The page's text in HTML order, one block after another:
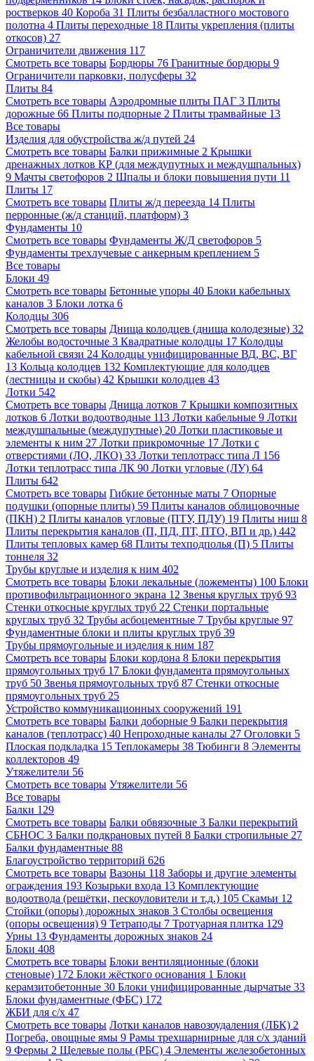
ростверков 40 Короба 31 Плиты безбалластного мостового
полотна 4 Плиты переходные 18 Плиты укрепления (плиты
откосов) 27
Ограничители движения 117
Смотреть все товары Бордюры 76 Гранитные бордюры 9
Ограничители парковки, полусферы 32
Плиты 84
Смотреть все товары Аэродромные плиты ПАГ 3 Плиты
дорожные 66 Плиты подпорные 2 Плиты трамвайные 13
Все товары
Изделия для обустройства ж/д путей 24
Смотреть все товары Балки прижимные 2 Крышки
дренажных лотков КР (для междупутных и междушпальных)
9 Мачты светофоров 2 Шпалы и блоки повышения пути 11
Плиты 17
Смотреть все товары Плиты ж/д переезда 14 Плиты
перронные (ж/д станций, платформ) 3
Фундаменты 10
Смотреть все товары Фундаменты Ж/Д светофоров 5
Фундаменты трехлучевые с анкерным креплением 5
Все товары
Блоки 49
Смотреть все товары Бетонные упоры 40 Блоки кабельных
каналов 3 Блоки лотка 6
Колодцы 306
Смотреть все товары Днища колодцев (днища колодезные) 32
Желобы водосточные 3 Квадратные колодцы 17 Колодцы
кабельной связи 24 Колодцы унифицированные ВД, ВС, ВГ
13 Кольца колодцев 132 Комплектующие для колодцев
(лестницы и скобы) 42 Крышки колодцев 43
Лотки 542
Смотреть все товары Днища лотков 7 Крышки композитных
лотков 6 Лотки водоотводные 113 Лотки кабельные 9 Лотки
междушпальные (междупутные) 20 Лотки пластиковые и
элементы к ним 27 Лотки прикромочные 17 Лотки с
отверстиями (ЛО, ЛКО) 33 Лотки теплотрасс типа Л 156
Лотки теплотрасс типа ЛК 90 Лотки угловые (ЛУ) 64
Плиты 642
Смотреть все товары Гибкие бетонные маты 7 Опорные
подушки (опорные плиты) 59 Плиты каналов облицовочные
(ПКН) 2 Плиты каналов угловые (ПТУ, ПДУ) 19 Плиты ниш 8
Плиты перекрытия каналов (П, ПД, ПТ, ПТО, ВП и др.) 442
Плиты тепловых камер 68 Плиты техподполья (П) 5 Плиты
тоннеля 32
Трубы круглые и изделия к ним 402
Смотреть все товары Блоки лекальные (ложементы) 100 Блоки
противофильтрационного экрана 12 Звенья круглых труб 93
Стенки откосные круглых труб 22 Стенки портальные
круглых труб 32 Трубы асбоцементные 7 Трубы круглые 97
Фундаментные блоки и плиты круглых труб 39
Трубы прямоугольные и изделия к ним 187
Смотреть все товары Блоки кордона 8 Блоки перекрытия
прямоугольных труб 17 Блоки фундамента прямоугольных
труб 50 Звенья прямоугольных труб 87 Стенки откосные
прямоугольных труб 25
Устройство коммуникационных сооружений 191
Смотреть все товары Балки доборные 9 Балки перекрытия
каналов (теплотрасс) 40 Непроходные каналы 27 Оголовки 5
Плоская подкладка 15 Теплокамеры 38 Тюбинги 8 Элементы
коллекторов 49
Утяжелители 56
Смотреть все товары Утяжелители 56
Все товары
Балки 129
Смотреть все товары Балки обвязочные 3 Балки перекрытий
СБНОС 3 Балки подкрановых путей 8 Балки стропильные 27
Балки фундаментные 88
Благоустройство территорий 626
Смотреть все товары Вазоны 118 Заборы и другие элементы
ограждения 193 Козырьки входа 13 Комплектующие
водоотвода (решётки, пескоуловители и т.д.) 105 Скамьи 12
Стойки (опоры) дорожных знаков 3 Столбы освещения
(опоры освещения) 9 Тетраподы 7 Тротуарная плитка 129
Урны 13 Фундаменты дорожных знаков 24
Блоки 408
Смотреть все товары Блоки вентиляционные (блоки
стеновые) 172 Блоки жёсткого основания 1 Блоки
керамзитобетонные 30 Блоки унифицированные дырчатые 33
Блоки фундаментные (ФБС) 172
ЖБИ для с/х 47
Смотреть все товары Лотки каналов навозоудаления (ЛБК) 2
Погреба, овощные ямы 9 Рамы трехшарнирные для с/х зданий
9 Фермы 2 Щелевые полы (РБС) 4 Элементы железобетонных